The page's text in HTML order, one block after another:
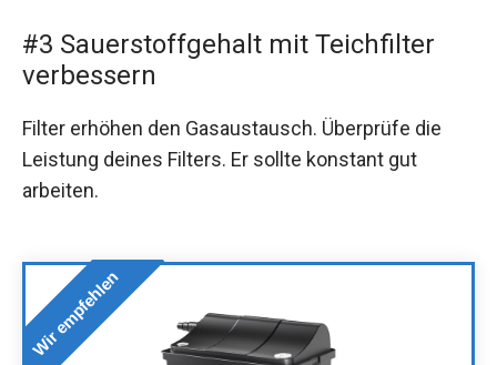
#3 Sauerstoffgehalt mit Teichfilter
verbessern
Filter erhöhen den Gasaustausch. Überprüfe die
Leistung deines Filters. Er sollte konstant gut
arbeiten.
Wir empfehlen